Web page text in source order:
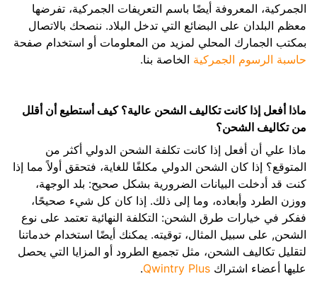
الجمركية، المعروفة أيضًا باسم التعريفات الجمركية، تفرضها
معظم البلدان على البضائع التي تدخل البلاد. ننصحك بالاتصال
بمكتب الجمارك المحلي لمزيد من المعلومات أو استخدام صفحة
حاسبة الرسوم الجمركية الخاصة بنا.
ماذا أفعل إذا كانت تكاليف الشحن عالية؟ كيف أستطيع أن أقلل
من تكاليف الشحن؟
ماذا علي أن أفعل إذا كانت تكلفة الشحن الدولي أكثر من
المتوقع؟ إذا كان الشحن الدولي مكلفًا للغاية، فتحقق أولاً مما إذا
كنت قد أدخلت البيانات الضرورية بشكل صحيح: بلد الوجهة،
ووزن الطرد وأبعاده، وما إلى ذلك. إذا كان كل شيء صحيحًا،
ففكر في خيارات طرق الشحن: التكلفة النهائية تعتمد على نوع
الشحن, على سبيل المثال، توقيته. يمكنك أيضًا استخدام خدماتنا
لتقليل تكاليف الشحن، مثل تجميع الطرود أو المزايا التي يحصل
عليها أعضاء اشتراك Qwintry Plus
.